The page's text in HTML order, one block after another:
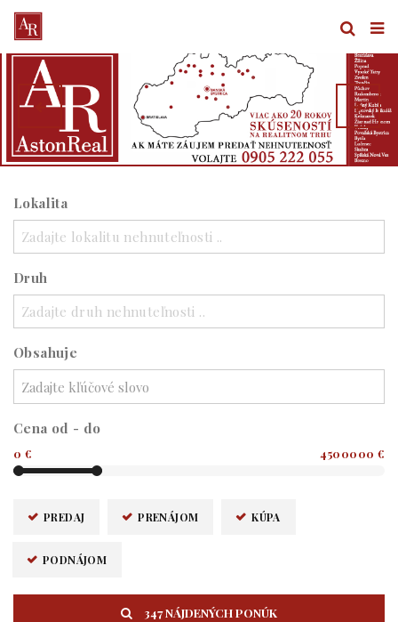
Lokalita
Zadajte lokalitu nehnuteľnosti ..
Druh
Zadajte druh nehnuteľnosti ..
Obsahuje
Cena od - do
0 € 4500000 €
PREDAJ PRENÁJOM KÚPA
PODNÁJOM
347 NÁJDENÝCH PONÚK